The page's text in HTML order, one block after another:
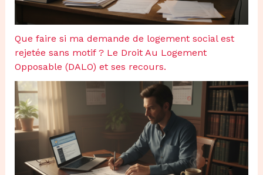
Que faire si ma demande de logement social est
rejetée sans motif ? Le Droit Au Logement
Opposable (DALO) et ses recours.